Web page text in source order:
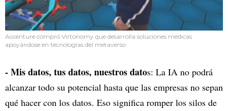
Accenture compró Virtonomy que desarrolla soluciones médicas
apoyándose en tecnologías del metaverso
- Mis datos, tus datos, nuestros datos: La IA no podrá
alcanzar todo su potencial hasta que las empresas no sepan
qué hacer con los datos. Eso significa romper los silos de